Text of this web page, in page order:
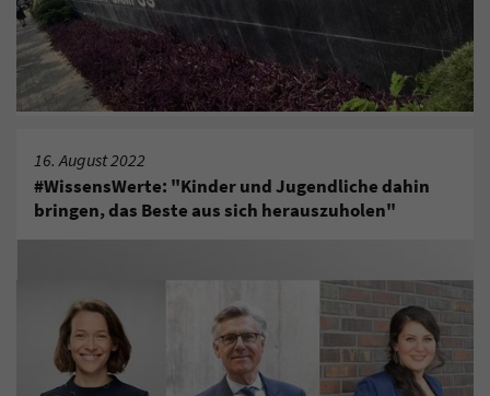
16. August 2022
#WissensWerte: "Kinder und Jugendliche dahin
bringen, das Beste aus sich herauszuholen"